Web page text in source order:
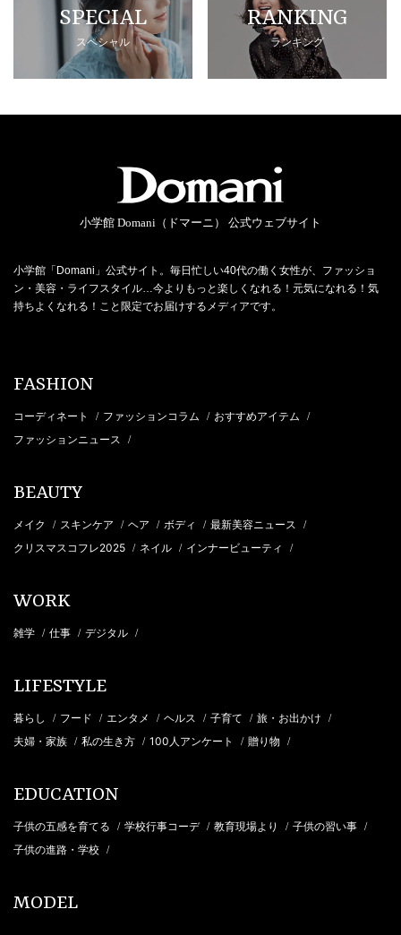
SPECIAL
スペシャル
RANKING
ランキング
小学館 Domani（ドマーニ） 公式ウェブサイト
小学館「Domani」公式サイト。毎日忙しい40代の働く女性が、ファッショ
ン・美容・ライフスタイル…今よりもっと楽しくなれる！元気になれる！気
持ちよくなれる！こと限定でお届けするメディアです。
FASHION
コーディネート / ファッションコラム / おすすめアイテム /
ファッションニュース /
BEAUTY
メイク / スキンケア / ヘア / ボディ / 最新美容ニュース /
クリスマスコフレ2025 / ネイル / インナービューティ /
WORK
雑学 / 仕事 / デジタル /
LIFESTYLE
暮らし / フード / エンタメ / ヘルス / 子育て / 旅・お出かけ /
夫婦・家族 / 私の生き方 / 100人アンケート / 贈り物 /
EDUCATION
子供の五感を育てる / 学校行事コーデ / 教育現場より / 子供の習い事 /
子供の進路・学校 /
MODEL